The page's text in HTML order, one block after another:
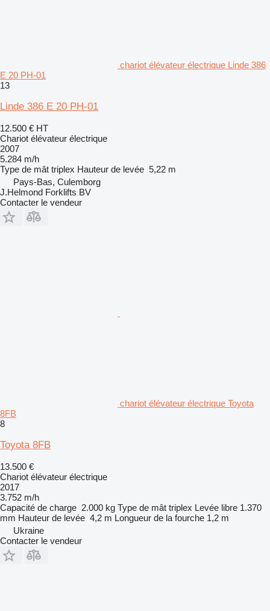
chariot élévateur électrique Linde 386
E 20 PH-01
13
Linde 386 E 20 PH-01
12.500 € HT
Chariot élévateur électrique
2007
5.284 m/h
Type de mât triplex Hauteur de levée 5,22 m
Pays-Bas, Culemborg
J.Helmond Forklifts BV
Contacter le vendeur
chariot élévateur électrique Toyota
8FB
8
Toyota 8FB
13.500 €
Chariot élévateur électrique
2017
3.752 m/h
Capacité de charge 2.000 kg Type de mât triplex Levée libre 1.370
mm Hauteur de levée 4,2 m Longueur de la fourche 1,2 m
Ukraine
Contacter le vendeur